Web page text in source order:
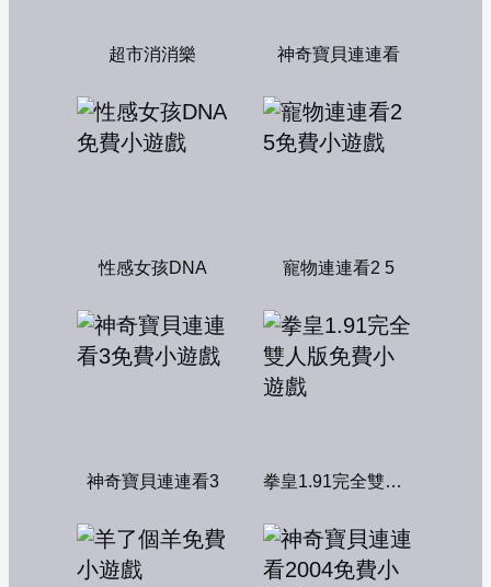
超市消消樂 神奇寶貝連連看
性感女孩DNA 寵物連連看2 5
神奇寶貝連連看3 拳皇1.91完全雙人版